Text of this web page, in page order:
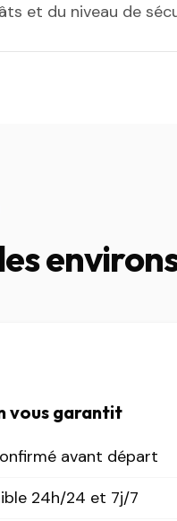
et du niveau de
vous garantit
avant départ
24h/24 et 7j/7